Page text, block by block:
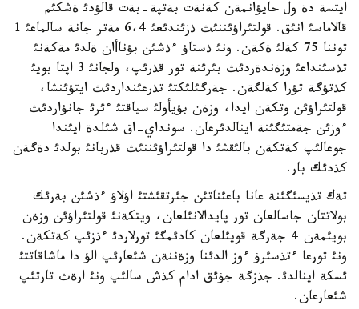
ايتسة دة ول حايؤانمةن كةنةت بةتپة-بةت قالؤدئ ةشكئم
قالاماسئ انئق. قولتئراؤئننئث ذزئندئعئ 6،4 مةتر جانة سالماعئ 1
توننا 75 كةلئ ةكةن. ونئ ذستاؤ ءذشئن بؤناأان ةلدئ مةكةنئ
تذسئنداعئ وزةندةردئث بئرئنة تور قذرئپ، ولجانئ 3 اپتا بويئ
كذتؤگة تؤرا كةلگةن. جةرگئلئكتئ تذرعئنداردئث ايتؤئنشا،
قولتئراؤئن وتكةن ايدا، وزةن بؤيأولئ سياقتئ ءئرئ جانؤاردئث
ءوزئن جةمتئگئنة اينالدئرعان. سونداي-اق شئلدة ايئندا
جوعالئپ كةتكةن بالئقشئ دا قولتئراؤئننئث قذربانئ بولدئ دةگةن
كذدئك بار.
تةك تذيسئگئنة عانا باعئناتئن جئرتقئشتئ اؤلاؤ ءذشئن بةرئك
بولاتتان جاسالعان تور پايدالانئلعان، ويتكةنئ قولتئراؤئن وزةن
بويئمةن 4 جةرگة قويئلعان كادئمگئ تورلاردئ ءذزئپ كةتكةن.
ونئ تورعا ءتذسئرؤ ءوز الدئنا وزةننةن شئعارئپ الؤ دا ماشاقاتتئ
ئسكة اينالدئ. جذزگة جؤئق ادام كذش سالئپ ونئ ارةث تارتئپ
شئعارعان.